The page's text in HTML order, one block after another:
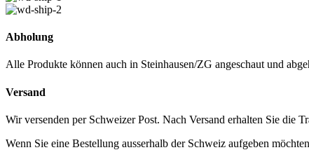
Abholung
Alle Produkte können auch in Steinhausen/ZG angeschaut und
Versand
Wir versenden per Schweizer Post. Nach Versand erhalten Sie die
Wenn Sie eine Bestellung ausserhalb der Schweiz aufgeben